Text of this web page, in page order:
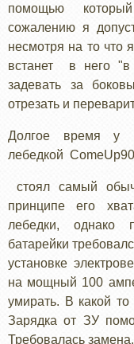
помощью
сожалению я
несмотря на то что
встанет в него "в
задевать за
отрезать и
Долгое время у
лебедкой ComeUp
стоял самый
принципе его
лебедки, однако
батарейки
установке
на мощный 100
умирать. В какой
Зарядка от ЗУ
Требовалась замена.